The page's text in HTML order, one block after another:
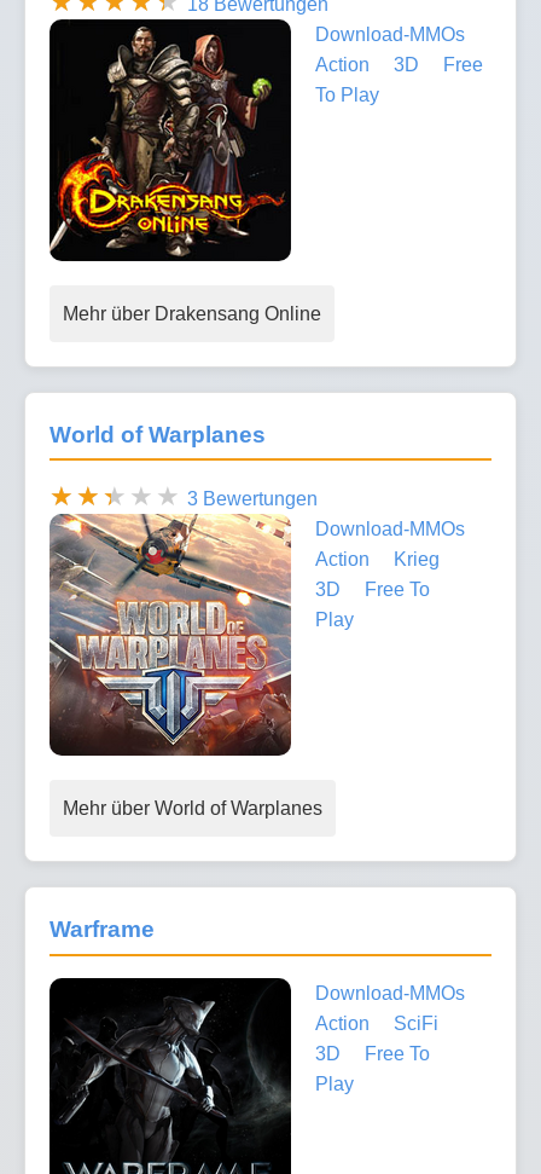
Download-MMOs
Action
3D
Free
To Play
Mehr über Drakensang Online
World of Warplanes
3 Bewertungen
Download-MMOs
Action
Krieg
3D
Free To
Play
Mehr über World of Warplanes
Warframe
Download-MMOs
Action
SciFi
3D
Free To
Play